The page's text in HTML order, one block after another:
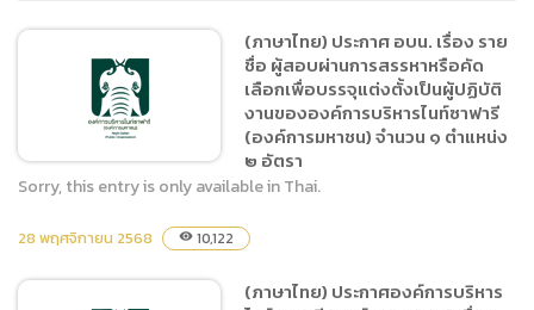
(ภาษาไทย) ประกาศ อบน.
เรื่อง รายชื่อ ผู้สอบผ่านการ
(ภาษาไทย) ประกาศ อบน. เรื่อง ราย
ชื่อ ผู้สอบผ่านการสรรหาหรือคัด
เลือกเพื่อบรรจุแต่งตั้งเป็นผู้ปฏิบัติ
งานขององค์การบริหารไนท์ซาฟารี
(องค์การมหาชน) จำนวน ๑ ตำแหน่ง
๒ อัตรา
Sorry, this entry is only available in Thai.
28 พฤศจิกายน 2568 visibility 10,122
(ภาษาไทย) ประกาศองค์การบริหาร